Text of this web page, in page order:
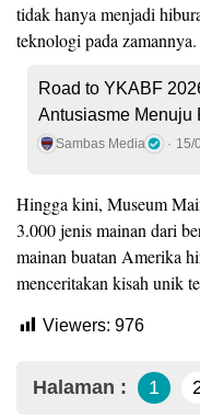
tidak hanya menjadi
teknologi pada zamannya.
Road to YKABF
Antusiasme Menuju
Sambas Media 15/
Hingga kini, Museum
3.000 jenis mainan dari
mainan buatan Amerika
menceritakan kisah unik
Viewers: 976
Halaman : 1